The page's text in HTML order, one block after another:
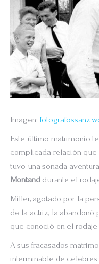
Imagen:
Este último matrimonio
complicada relación
tuvo una sonada
Montand durante el
Miller, agotado por la
de la actriz, la abandonó
que conoció en el rodaje
A sus fracasados
interminable de celebres